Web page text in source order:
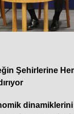
Şehirlerine
dinamiklerini